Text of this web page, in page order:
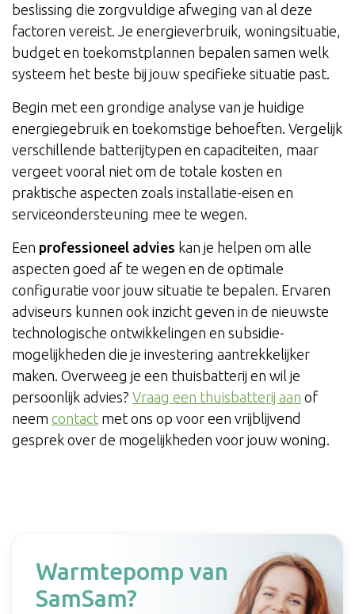
beslissing die zorgvuldige afweging van al deze
factoren vereist. Je energieverbruik, woningsituatie,
budget en toekomstplannen bepalen samen welk
systeem het beste bij jouw specifieke situatie past.
Begin met een grondige analyse van je huidige
energiegebruik en toekomstige behoeften. Vergelijk
verschillende batterijtypen en capaciteiten, maar
vergeet vooral niet om de totale kosten en
praktische aspecten zoals installatie-eisen en
serviceondersteuning mee te wegen.
Een professioneel advies kan je helpen om alle
aspecten goed af te wegen en de optimale
configuratie voor jouw situatie te bepalen. Ervaren
adviseurs kunnen ook inzicht geven in de nieuwste
technologische ontwikkelingen en subsidie-
mogelijkheden die je investering aantrekkelijker
maken. Overweeg je een thuisbatterij en wil je
persoonlijk advies? Vraag een thuisbatterij aan of
neem contact met ons op voor een vrijblijvend
gesprek over de mogelijkheden voor jouw woning.
Warmtepomp van
SamSam?